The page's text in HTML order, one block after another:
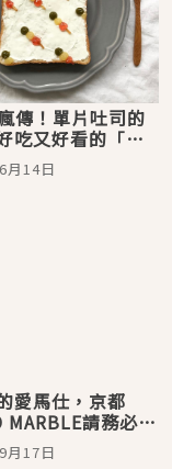
傳！單片吐司的
吃又好看的「花
月14日
愛馬仕，京都
MARBLE請務必來
月17日